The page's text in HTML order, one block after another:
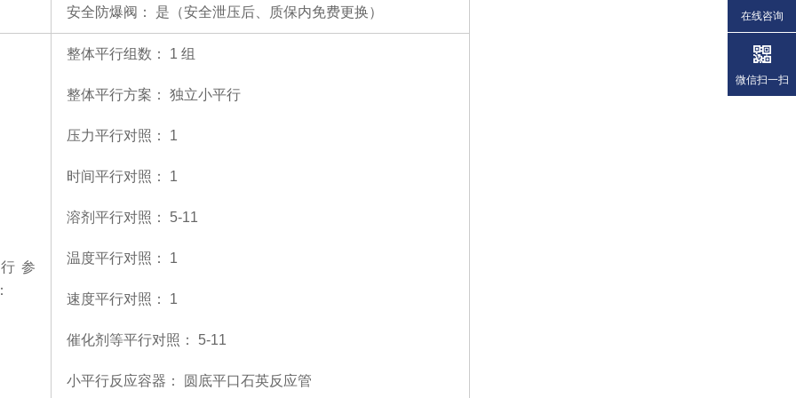
安全防爆阀： 是（安全泄压后、质保内免费更换）
参
整体平行组数： 1 组
整体平行方案： 独立小平行
压力平行对照： 1
时间平行对照： 1
溶剂平行对照： 5-11
温度平行对照： 1
速度平行对照： 1
催化剂等平行对照： 5-11
小平行反应容器： 圆底平口石英反应管
在线咨询
微信扫一扫